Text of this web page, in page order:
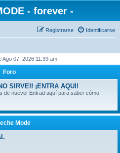
- forever -
Identificarse
Registrarse
Ago 07, 2026 11:39 am
Foro
SIRVE!! ¡ENTRA AQUI!
de nuevo! Entrad aquí para saber cómo
Mode